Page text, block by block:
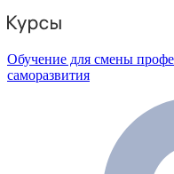
Обучение для смены
саморазвития